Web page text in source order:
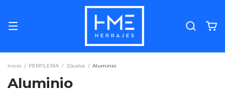
Inicio / PERFILERIA / Zócalos / Aluminio
Aluminio